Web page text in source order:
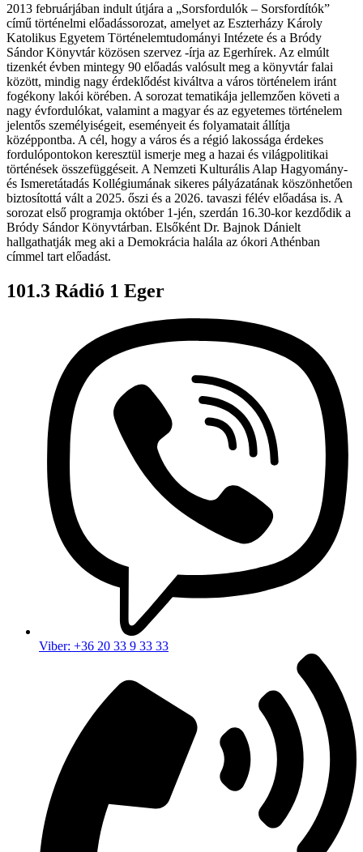
2013 februárjában indult útjára a „Sorsfordulók – Sorsfordítók”
című történelmi előadássorozat, amelyet az Eszterházy Károly
Katolikus Egyetem Történelemtudományi Intézete és a Bródy
Sándor Könyvtár közösen szervez -írja az Egerhírek. Az elmúlt
tizenkét évben mintegy 90 előadás valósult meg a könyvtár falai
között, mindig nagy érdeklődést kiváltva a város történelem iránt
fogékony lakói körében. A sorozat tematikája jellemzően követi a
nagy évfordulókat, valamint a magyar és az egyetemes történelem
jelentős személyiségeit, eseményeit és folyamatait állítja
középpontba. A cél, hogy a város és a régió lakossága érdekes
fordulópontokon keresztül ismerje meg a hazai és világpolitikai
történések összefüggéseit. A Nemzeti Kulturális Alap Hagyomány-
és Ismeretátadás Kollégiumának sikeres pályázatának köszönhetően
biztosítottá vált a 2025. őszi és a 2026. tavaszi félév előadása is. A
sorozat első programja október 1-jén, szerdán 16.30-kor kezdődik a
Bródy Sándor Könyvtárban. Elsőként Dr. Bajnok Dánielt
hallgathatják meg aki a Demokrácia halála az ókori Athénban
címmel tart előadást.
101.3 Rádió 1 Eger
Viber: +36 20 33 9 33 33